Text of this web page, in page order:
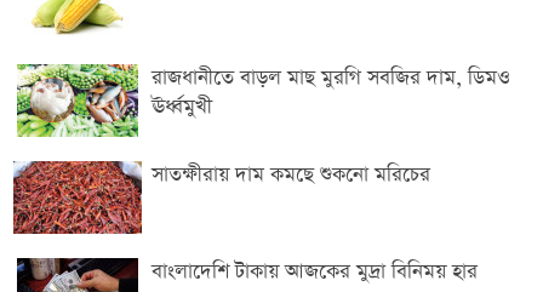
রাজধানীতে বাড়ল মাছ মুরগি সবজির দাম, ডিমও
ঊর্ধ্বমুখী
সাতক্ষীরা‌য় দাম ক‌ম‌ছে শুকনো ম‌রি‌চের
বাংলাদেশি টাকায় আজকের মুদ্রা বিনিময় হার